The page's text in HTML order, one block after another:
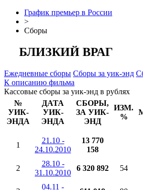
График премьер в России
>
Сборы
БЛИЗКИЙ ВРАГ
Ежедневные сборы Сборы за уик-энд
К описанию фильма
Кассовые сборы за уик-энд в рублях
№
УИК-
ЭНДА
ДАТА
УИК-
ЭНДА
СБОРЫ,
ЗА УИК-
ЭНД
ИЗМ.
%
1
21.10 -
24.10.2010
13 770
158
2
28.10 -
31.10.2010
6 320 892 54
04.11 -